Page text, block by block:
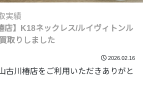
実績
店】K18ネックレス/ルイヴィトンル
取りしました
2026.02.16
古川椿店をご利用いただきありがと